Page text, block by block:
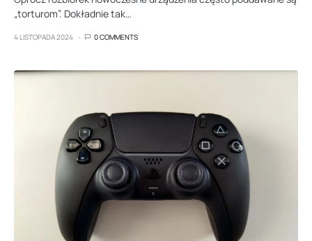
„torturom”. Dokładnie tak…
4 LISTOPADA 2024 0 COMMENTS